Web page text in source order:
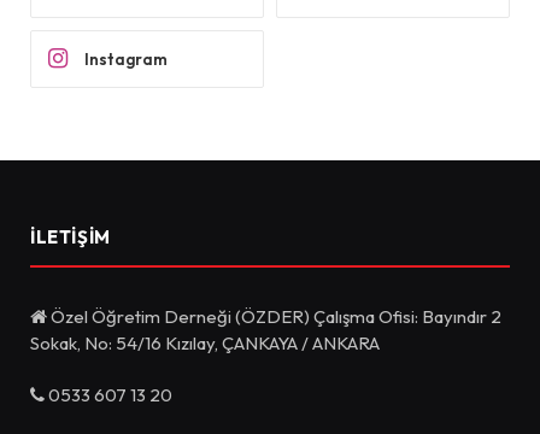
Instagram
İLETIŞIM
Özel Öğretim Derneği (ÖZDER) Çalışma Ofisi: Bayındır 2
Sokak, No: 54/16 Kızılay, ÇANKAYA / ANKARA
0533 607 13 20